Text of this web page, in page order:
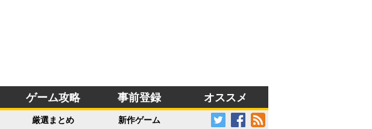
ゲーム攻略 事前登録 オススメ
厳選まとめ 新作ゲーム